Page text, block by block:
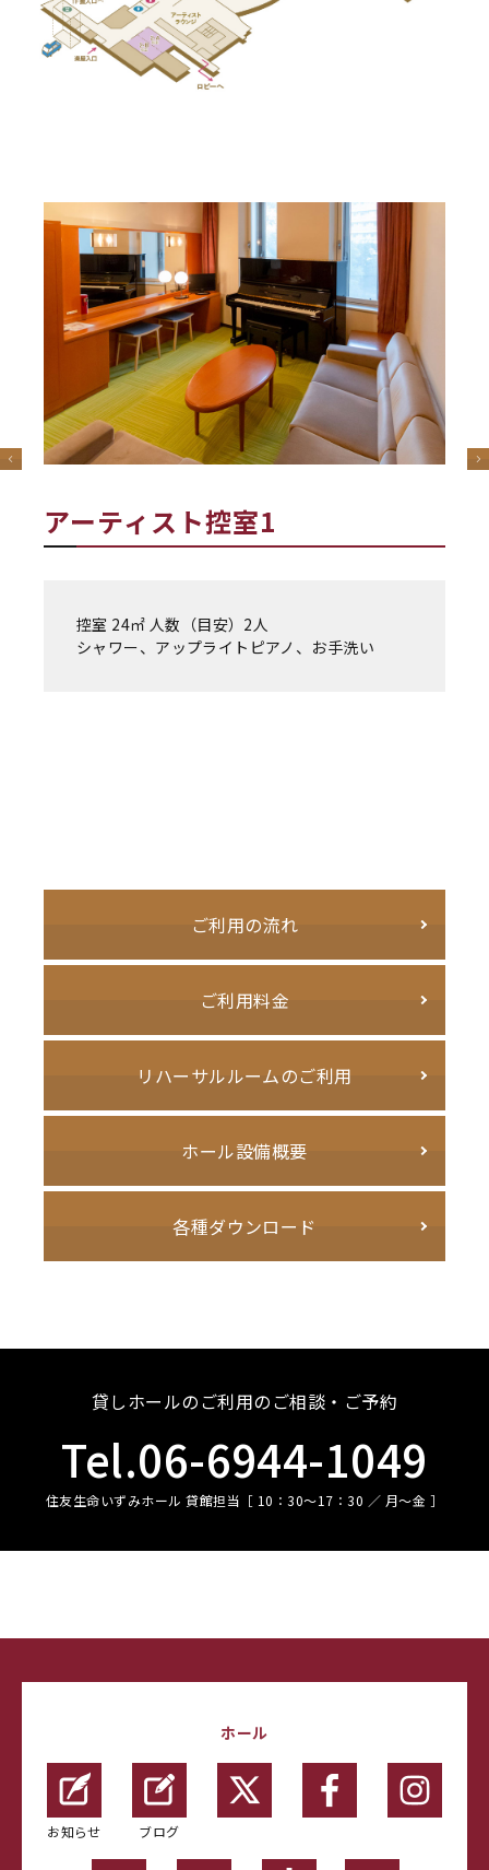
アーティスト控室1
控室 24㎡ 人数（目安）2人
シャワー、アップライトピアノ、お手洗い
ご利用の流れ
ご利用料金
リハーサルルームのご利用
ホール設備概要
各種ダウンロード
貸しホールのご利用のご相談・ご予約
Tel.06-6944-1049
住友生命いずみホール 貸館担当［ 10：30〜17：30 ／ 月〜金 ］
ホール
お知らせ ブログ